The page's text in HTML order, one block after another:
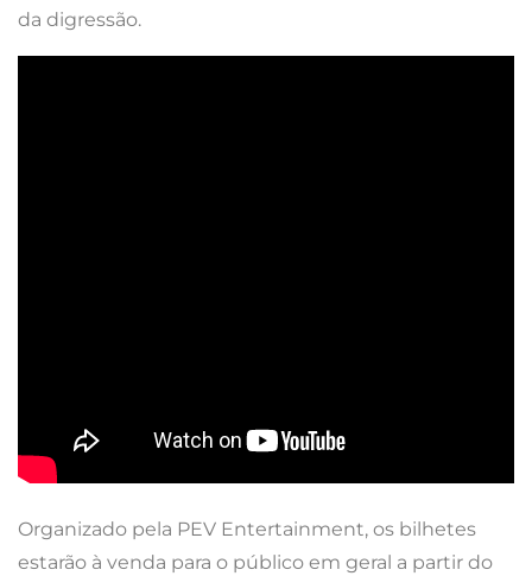
da digressão.
Organizado pela PEV Entertainment, os bilhetes
estarão à venda para o público em geral a partir do